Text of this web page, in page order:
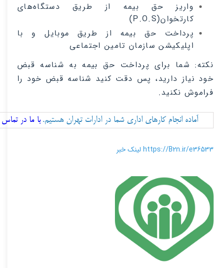
واریز حق بیمه از طریق دستگاه‌های
کارتخوان(P.O.S)
پرداخت حق بیمه از طریق موبایل و با
اپلیکیشن سازمان تامین اجتماعی
نکته: شما برای پرداخت حق بیمه به شناسه قبض
خود نیاز دارید، پس دقت کنید شناسه قبض خود را
فراموش نکنید.
آماده انجام کارهای اداری شما در ادارات تهران هستیم. با ما در
https://B2n.ir/e36533 لینک خبر